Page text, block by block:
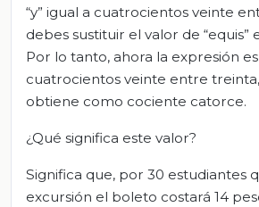
“y” igual a cuatrocientos veinte
debes sustituir el valor de “equis”
Por lo tanto, ahora la expresión
cuatrocientos veinte entre
obtiene como cociente catorce.
¿Qué significa este valor?
Significa que, por 30 estudiantes
excursión el boleto costará 14